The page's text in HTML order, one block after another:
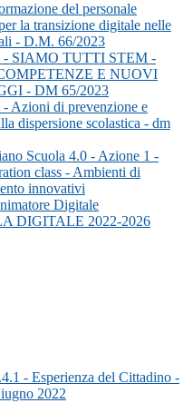
del personale
la transizione digitale nelle
- D.M. 66/2023
- SIAMO TUTTI STEM -
E NUOVI
- DM 65/2023
Azioni di prevenzione e
dispersione scolastica - dm
Scuola 4.0 - Azione 1 -
class - Ambienti di
innovativi
Digitale
DIGITALE 2022-2026
- Esperienza del Cittadino -
2022